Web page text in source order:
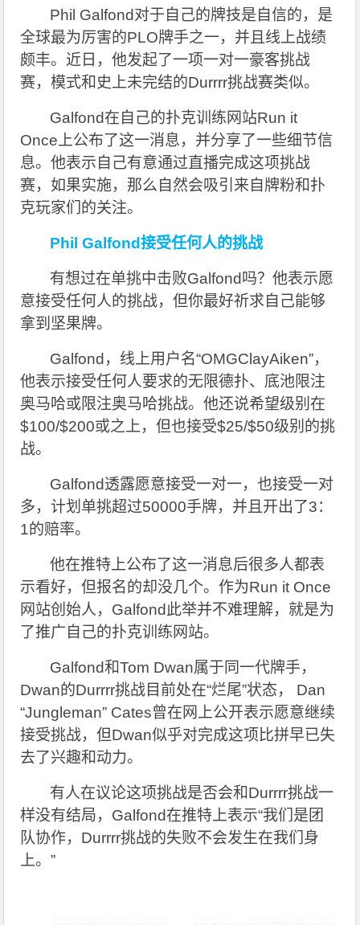
Phil Galfond对于自己的牌技是自信的，是
全球最为厉害的PLO牌手之一，并且线上战绩
颇丰。近日，他发起了一项一对一豪客挑战
赛，模式和史上未完结的Durrrr挑战赛类似。
Galfond在自己的扑克训练网站Run it
Once上公布了这一消息，并分享了一些细节信
息。他表示自己有意通过直播完成这项挑战
赛，如果实施，那么自然会吸引来自牌粉和扑
克玩家们的关注。
Phil Galfond接受任何人的挑战
有想过在单挑中击败Galfond吗？他表示愿
意接受任何人的挑战，但你最好祈求自己能够
拿到坚果牌。
Galfond ，线上用户名“OMGClayAiken”，
他表示接受任何人要求的无限德扑、底池限注
奥马哈或限注奥马哈挑战。他还说希望级别在
$100/$200或之上，但也接受$25/$50级别的挑
战。
Galfond透露愿意接受一对一，也接受一对
多，计划单挑超过50000手牌，并且开出了3：
1的赔率。
他在推特上公布了这一消息后很多人都表
示看好，但报名的却没几个。作为Run it Once
网站创始人，Galfond此举并不难理解，就是为
了推广自己的扑克训练网站。
Galfond和Tom Dwan属于同一代牌手，
Dwan的Durrrr挑战目前处在“烂尾”状态， Dan
“Jungleman” Cates曾在网上公开表示愿意继续
接受挑战，但Dwan似乎对完成这项比拼早已失
去了兴趣和动力。
有人在议论这项挑战是否会和Durrrr挑战一
样没有结局，Galfond在推特上表示“我们是团
队协作，Durrrr挑战的失败不会发生在我们身
上。”